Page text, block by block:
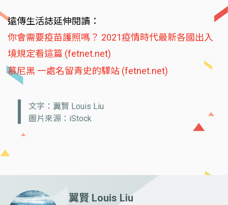
遠傳生活誌延伸閱讀：
你會需要疫苗護照嗎？ 2021疫情時代最新各國出入
境規定看這篇 (fetnet.net)
慕尼黑 一處名留青史的驛站 (fetnet.net)
文字：翼賢 Louis Liu
圖片來源：iStock
翼賢 Louis Liu